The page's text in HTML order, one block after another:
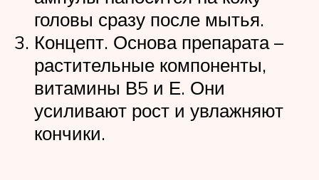
головы сразу после мытья.
Концепт. Основа препарата –
растительные компоненты,
витамины В5 и Е. Они
усиливают рост и увлажняют
кончики.